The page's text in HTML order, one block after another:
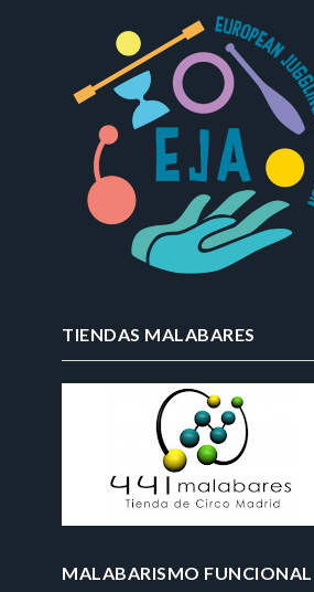
TIENDAS MALABARES
MALABARISMO FUNCIONAL